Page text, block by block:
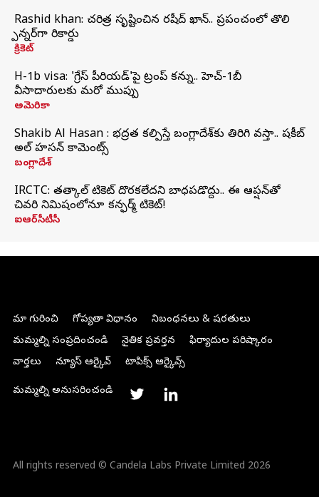
Rashid khan: చరిత్ర సృష్టించిన రషీద్ ఖాన్.. ప్రపంచంలో తొలి
స్పిన్నర్‌గా రికార్డు
క్రికెట్
H-1b visa: 'గ్రేస్‌ పీరియడ్‌'పై ట్రంప్‌ కన్ను.. హెచ్‌-1బీ
వీసాదారులకు మరో ముప్పు
అమెరికా
Shakib Al Hasan : భద్రత కల్పిస్తే బంగ్లాదేశ్‌కు తిరిగి వస్తా.. షకీబ్
అల్ హసన్ కామెంట్స్
బంగ్లాదేశ్
IRCTC: తత్కాల్ టికెట్ దొరకలేదని బాధపడొద్దు.. ఈ ఆప్షన్‌తో
చివరి నిమిషంలోనూ కన్ఫర్మ్ టికెట్!
ఐఆర్‌సీటీసీ
మా గురించి గోప్యతా విధానం
నిబంధనలు & షరతులు
మమ్మల్ని సంప్రదించండి
నైతిక ప్రవర్తన
ఫిర్యాదుల పరిష్కారం
వార్తలు
న్యూస్ ఆర్కైవ్ టాపిక్స్ ఆర్కైవ్స్
మమ్మల్ని అనుసరించండి
All rights reserved © Candela Labs Private Limited 2026